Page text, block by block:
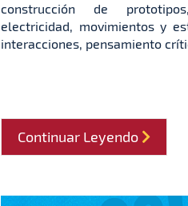
construcción de
electricidad, movimientos y
interacciones, pensamiento
Continuar Leyendo